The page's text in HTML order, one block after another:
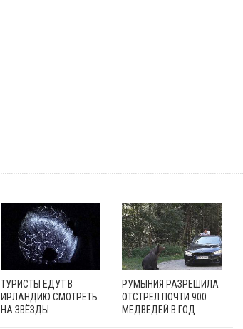
ТУРИСТЫ ЕДУТ В
ИРЛАНДИЮ СМОТРЕТЬ
НА ЗВЁЗДЫ
РУМЫНИЯ РАЗРЕШИЛА
ОТСТРЕЛ ПОЧТИ 900
МЕДВЕДЕЙ В ГОД